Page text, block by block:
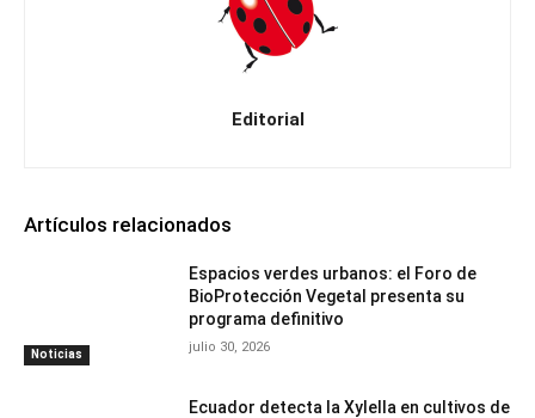
Editorial
Artículos relacionados
Noticias
Espacios verdes urbanos: el Foro de
BioProtección Vegetal presenta su
programa definitivo
julio 30, 2026
Ecuador detecta la Xylella en cultivos de